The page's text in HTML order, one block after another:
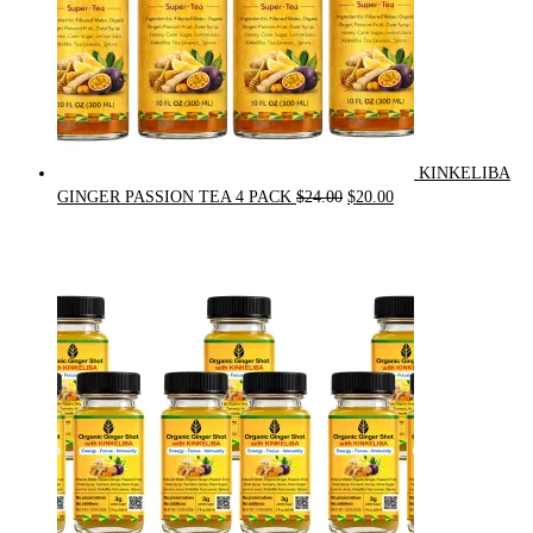
KINKELIBA
GINGER PASSION TEA 4 PACK $24.00 Original
$20.00Current